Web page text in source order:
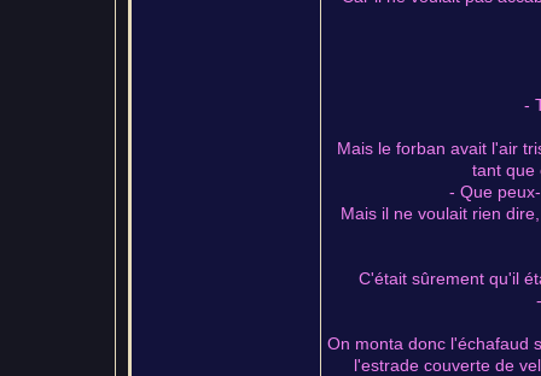
-
Mais le forban avait l'air
tant que
- Que
Mais il ne voulait rien
C'était sûrement qu'il
On monta donc l'échafaud
l'estrade couverte de